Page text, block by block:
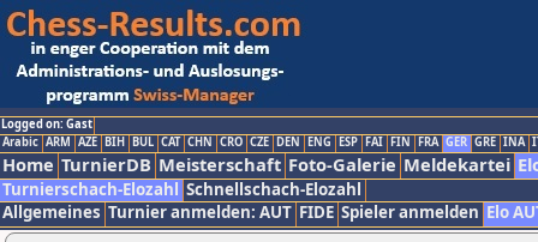
Logged on: Gast
Arabic ARM AZE BIH BUL CAT CHN CRO CZE DEN ENG ESP FAI FIN FRA GER GRE INA
Home TurnierDB Meisterschaft Foto-Galerie Meldekartei
Turnierschach-Elozahl Schnellschach-Elozahl
Allgemeines Turnier anmelden: AUT FIDE Spieler anmelden Elo